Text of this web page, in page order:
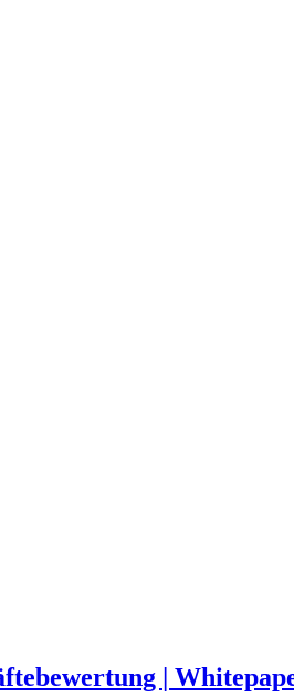
|